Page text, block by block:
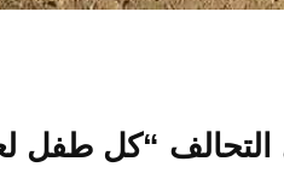
“كل طفل